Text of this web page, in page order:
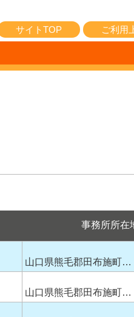
サイトTOP ご利用
事務所所在
山口県熊毛郡田布施町…
山口県熊毛郡田布施町…